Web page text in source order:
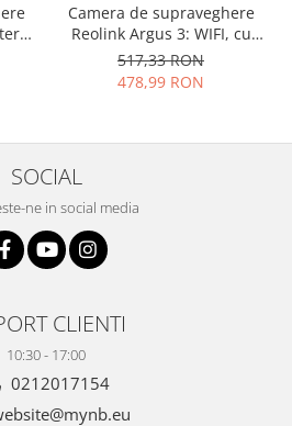
Camera de supraveghere
Reolink Argus 3: WIFI, cu
baterie reincarcabila,
vedere nocturna color si
reflector LED, rezolutie Full
517,33 RON
478,99 RON
SOCIAL
ne in social media
CLIENTI
10:30 - 17:00
0212017154